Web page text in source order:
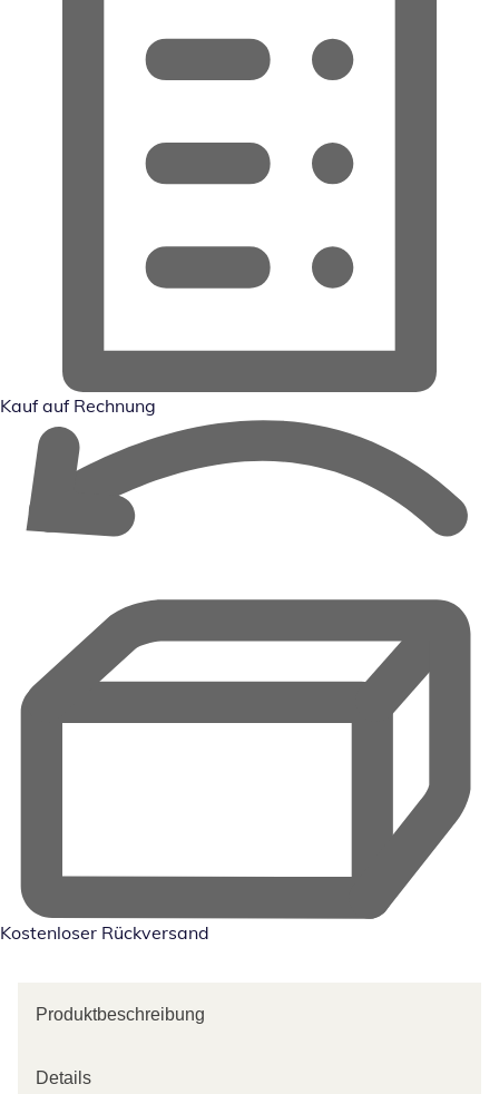
Kauf auf Rechnung
Kostenloser Rückversand
Produktbeschreibung
Details